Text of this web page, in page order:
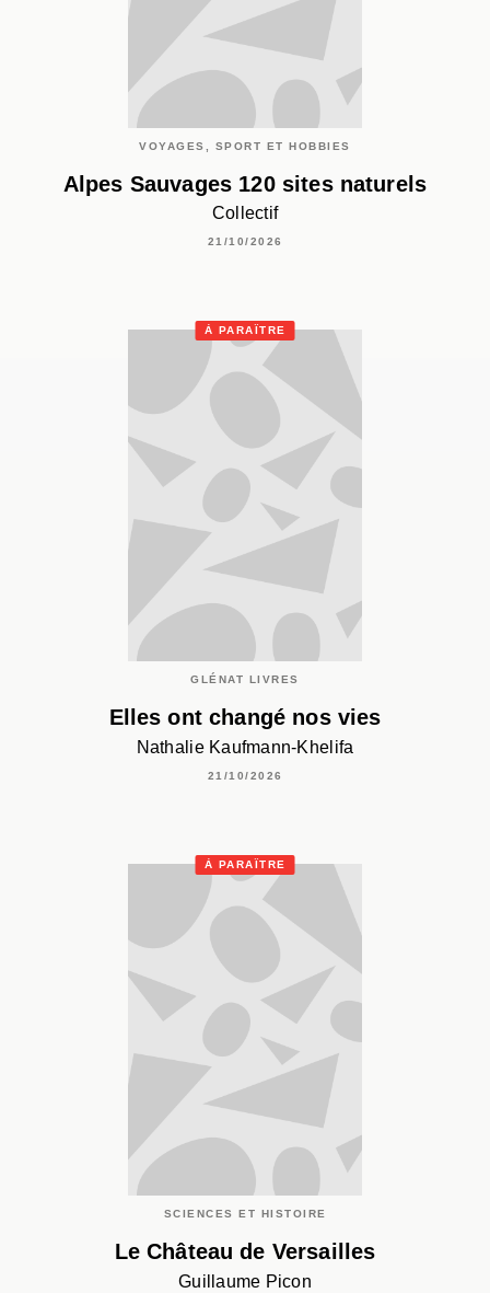
VOYAGES, SPORT ET HOBBIES
Alpes Sauvages 120 sites naturels
Collectif
21/10/2026
À PARAÎTRE
GLÉNAT LIVRES
Elles ont changé nos vies
Nathalie Kaufmann-Khelifa
21/10/2026
À PARAÎTRE
SCIENCES ET HISTOIRE
Le Château de Versailles
Guillaume Picon